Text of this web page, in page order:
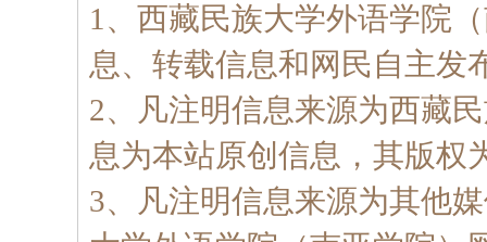
1、西藏民族大学外语学院
息、转载信息和网民自主发
2、凡注明信息来源为西藏
息为本站原创信息，其版权
3、凡注明信息来源为其他